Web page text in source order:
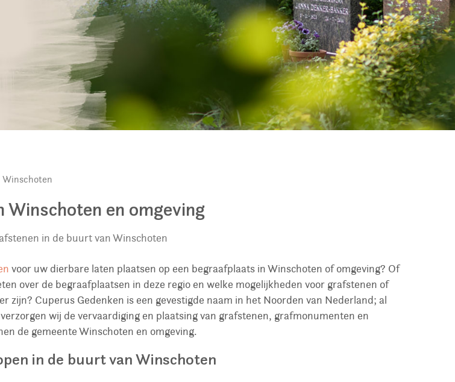
Winschoten
Winschoten en omgeving
in de buurt van Winschoten
voor uw dierbare laten plaatsen op een begraafplaats in Winschoten of omgeving? Of
over de begraafplaatsen in deze regio en welke mogelijkheden voor grafstenen of
zijn? Cuperus Gedenken is een gevestigde naam in het Noorden van Nederland; al
wij de vervaardiging en plaatsing van grafstenen, grafmonumenten en
de gemeente Winschoten en omgeving.
in de buurt van Winschoten